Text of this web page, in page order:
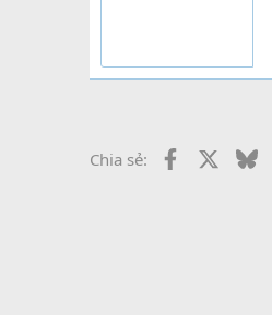
Chia sẻ: Facebook